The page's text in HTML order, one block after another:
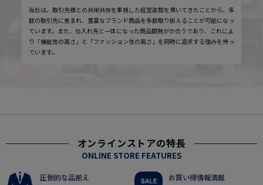
当社は、取引先様との共栄共存を重視した経営姿勢を貫いてきたことから、多
数の取引先に恵まれ、豊富なブランド商品を多数取り揃えることが可能になっ
ています。また、仕入れ先と一体になった商品開発がかのうであり、これによ
り「機能性の高さ」と「ファッション性の高さ」を同時に追求する強みを持っ
ています。
オンラインストアの特長
ONLINE STORE FEATURES
圧倒的な品揃え お買い得情報満載